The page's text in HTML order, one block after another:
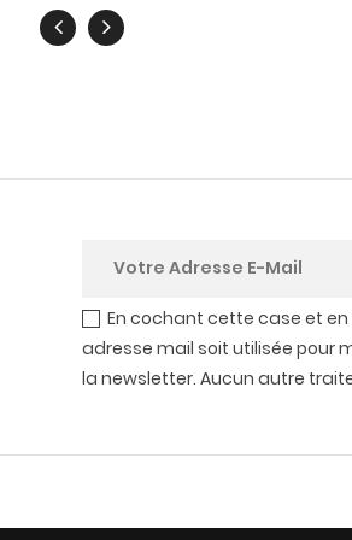
En cochant cette case et
adresse mail soit utilisée pour
la newsletter. Aucun autre